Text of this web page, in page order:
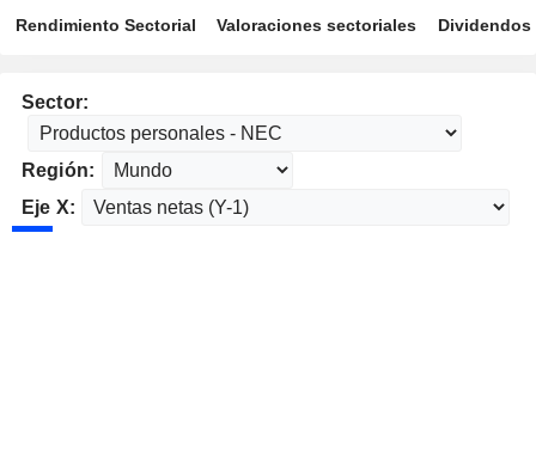
Rendimiento Sectorial Valoraciones sectoriales
Sector:
Región:
Eje X: